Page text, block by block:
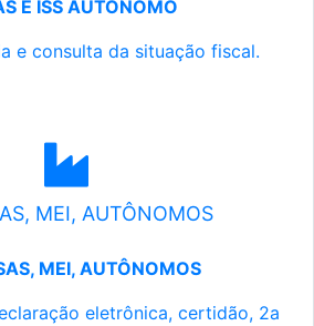
E ISS AUTÔNOMO
e consulta da situação fiscal.
MEI, AUTÔNOMOS
MEI, AUTÔNOMOS
eletrônica, certidão, 2a